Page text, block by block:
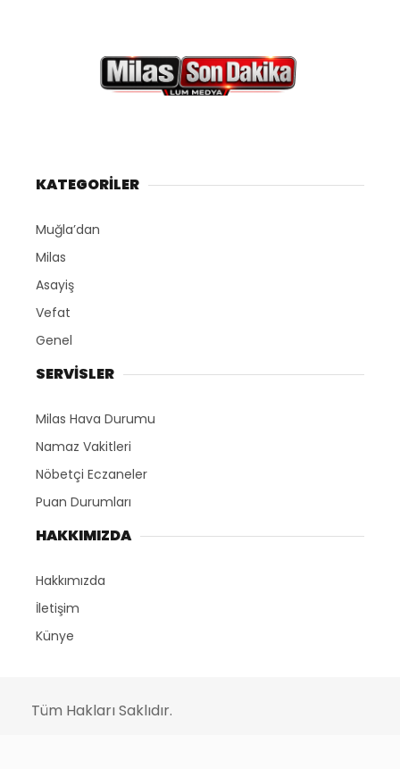
KATEGORİLER
Muğla’dan
Milas
Asayiş
Vefat
Genel
SERVİSLER
Milas Hava Durumu
Namaz Vakitleri
Nöbetçi Eczaneler
Puan Durumları
HAKKIMIZDA
Hakkımızda
İletişim
Künye
Tüm Hakları Saklıdır.